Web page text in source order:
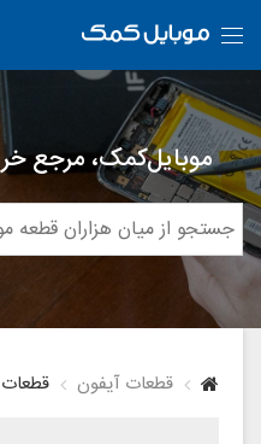
موبایل‌کمک، مرجع
قطعات آیفون قطعات